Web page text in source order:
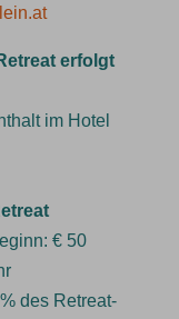
erfolgt
im Hotel
€ 50
des Retreat-